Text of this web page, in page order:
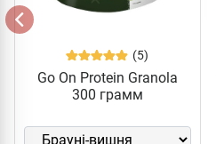
(5)
Go On Protein Granola
300 грамм